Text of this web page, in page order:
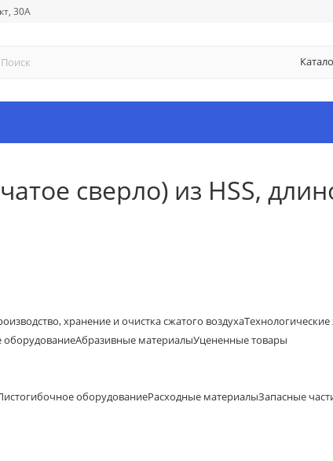
30А
сверло) из HSS,
хранение и очистка сжатого воздуха
оборудованиеАбразивные материалыУцененные товары
оборудованиеРасходные материалыЗапасные